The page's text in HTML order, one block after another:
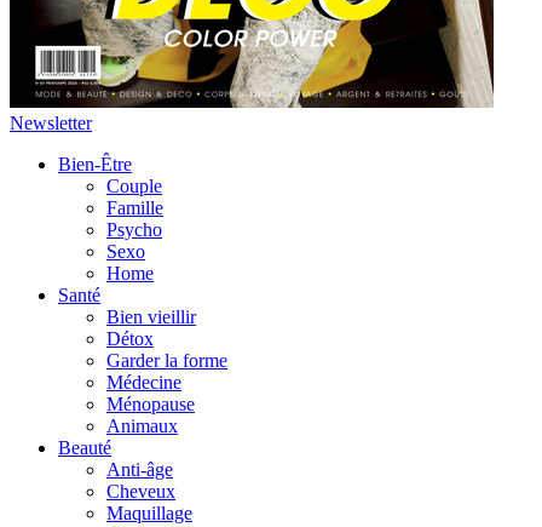
Newsletter
Bien-Être
Couple
Famille
Psycho
Sexo
Home
Santé
Bien vieillir
Détox
Garder la forme
Médecine
Ménopause
Animaux
Beauté
Anti-âge
Cheveux
Maquillage